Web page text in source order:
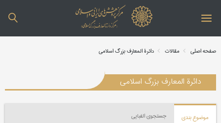
صفحه اصلی مقالات دائرة المعارف بزرگ اسلامی
دائرة المعارف بزرگ اسلامی
موضوع بندی جستجوی الفبایی